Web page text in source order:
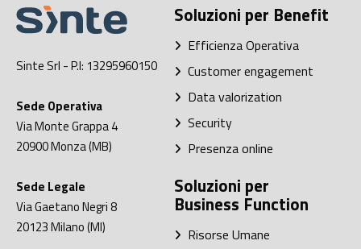
Sinte Srl - P.I: 13295960150
Sede Operativa
Via Monte Grappa 4
20900Monza (MB)
Sede Legale
Via Gaetano Negri 8
20123Milano (MI)
Soluzioni per Benefit
Efficienza Operativa
Customer engagement
Data valorization
Security
Presenza online
Soluzioni per
Business Function
Risorse Umane